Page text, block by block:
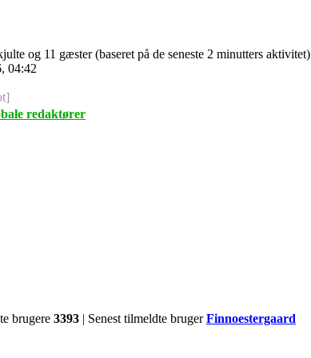
og 11 gæster (baseret på de seneste 2 minutters aktivitet)
04:42
redaktører
brugere 3393 | Senest tilmeldte brugerFinnoestergaard